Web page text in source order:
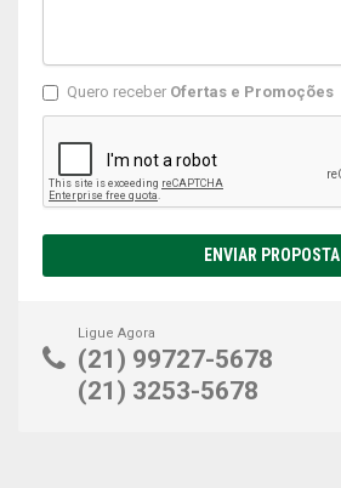
Quero receber Ofertas e Promoções
ENVIAR PROPOSTA
Ligue Agora
(21) 99727-5678
(21) 3253-5678